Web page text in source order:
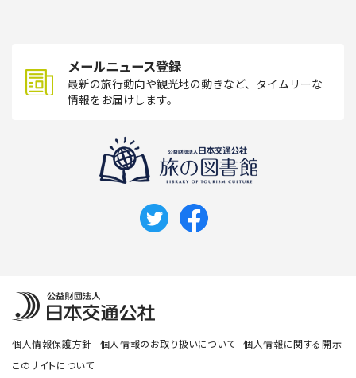
メールニュース登録
最新の旅行動向や観光地の動きなど、タイムリーな
情報をお届けします。
個人情報保護方針 個人情報のお取り扱いについて
個人情報に関する開示
このサイトについて